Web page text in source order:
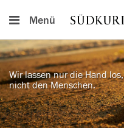
Menü
Wir lassen nur die Hand los,
nicht den Menschen.